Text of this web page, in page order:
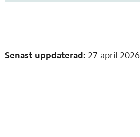
Sidinformation
Senast uppdaterad: 27 april 2026